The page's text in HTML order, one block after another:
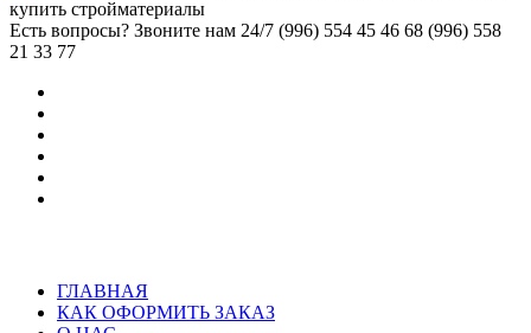
7,850.00 сом
Есть вопросы? Звоните нам 24/7 (996) 554 45 46 68 (996) 558
21 33 77
ГЛАВНАЯ
КАК ОФОРМИТЬ ЗАКАЗ